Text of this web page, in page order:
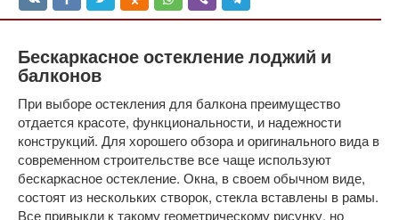
Бескаркасное остекление лоджий и
балконов
При выборе остекления для балкона преимущество
отдается красоте, функциональности, и надежности
конструкций. Для хорошего обзора и оригинального вида в
современном строительстве все чаще используют
бескаркасное остекление. Окна, в своем обычном виде,
состоят из нескольких створок, стекла вставлены в рамы.
Все привыкли к такому геометрическому рисунку, но